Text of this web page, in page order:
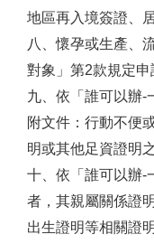
地區再入境簽證、
八、懷孕或生產、
對象」第2款規定申
九、依「誰可以辦-
附文件：行動不便
明或其他足資證明
十、依「誰可以辦-
者，其親屬關係證
出生證明等相關證